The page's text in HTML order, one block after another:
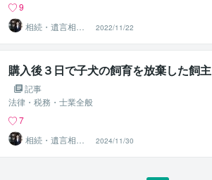
9
相続・遺言相談
所
2022/11/22
購入後３日で子犬の飼育を放棄した飼主
記事
法律・税務・士業全般
7
相続・遺言相談
所
2024/11/30